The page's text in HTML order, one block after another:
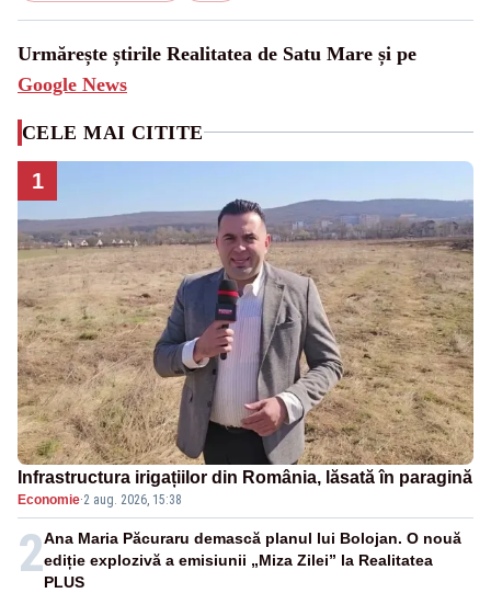
Urmărește știrile Realitatea de Satu Mare și pe
Google News
CELE MAI CITITE
1
Infrastructura irigațiilor din România, lăsată în paragină
Economie·2 aug. 2026, 15:38
2Ana Maria Păcuraru demască planul lui Bolojan. O nouă
ediție explozivă a emisiunii „Miza Zilei” la Realitatea
PLUS